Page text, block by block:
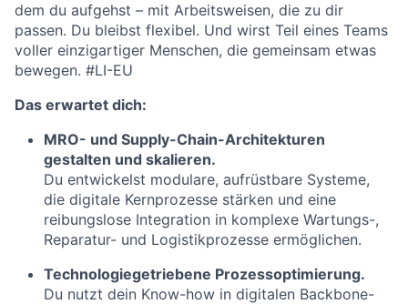
dem du aufgehst – mit Arbeitsweisen, die zu dir
passen. Du bleibst flexibel. Und wirst Teil eines Teams
voller einzigartiger Menschen, die gemeinsam etwas
bewegen. #LI-EU
Das erwartet dich:
MRO- und Supply-Chain-Architekturen
gestalten und skalieren.
Du entwickelst modulare, aufrüstbare Systeme,
die digitale Kernprozesse stärken und eine
reibungslose Integration in komplexe Wartungs-,
Reparatur- und Logistikprozesse ermöglichen.
Technologiegetriebene Prozessoptimierung.
Du nutzt dein Know-how in digitalen Backbone-